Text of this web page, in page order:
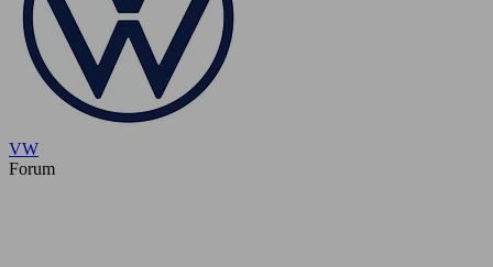
VW
Forum